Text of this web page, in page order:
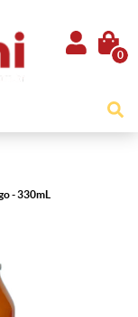
0
- 330mL